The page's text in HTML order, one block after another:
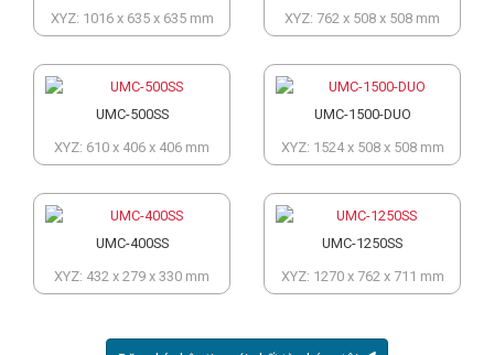
XYZ: 1016 x 635 x 635 mm
XYZ: 762 x 508 x 508 mm
UMC-500SS
XYZ: 610 x 406 x 406 mm
UMC-1500-DUO
XYZ: 1524 x 508 x 508 mm
UMC-400SS
XYZ: 432 x 279 x 330 mm
UMC-1250SS
XYZ: 1270 x 762 x 711 mm